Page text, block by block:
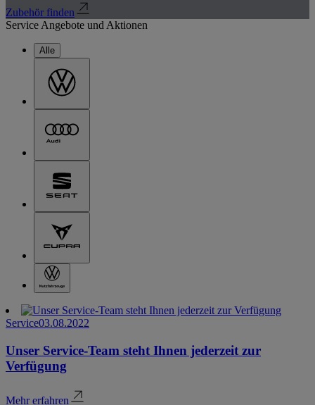
Zubehör finden
Service Angebote und Aktionen
Alle
Service03.08.2022
Unser Service-Team steht Ihnen jederzeit zur
Verfügung
Mehr erfahren